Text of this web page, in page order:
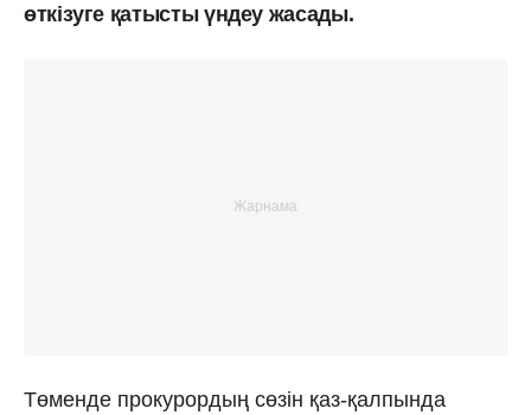
өткізуге қатысты үндеу жасады.
Төменде прокурордың сөзін қаз-қалпында